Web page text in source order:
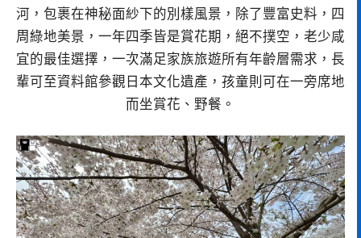
河，包裹在神秘面紗下的別樣風景，除了豐富史料，四
周綠地美景，一年四季皆是賞花期，絕不撲空，老少咸
宜的最佳選擇，一次滿足家族旅遊所有年齡層需求，長
輩可至資料館參觀日本文化遺產，孩童則可在一旁席地
而坐賞花、野餐。